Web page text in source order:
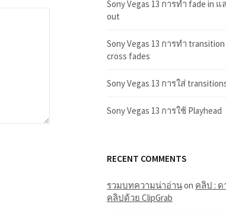
Sony Vegas 13 การทำ fade in แ
out
Sony Vegas 13 การทำ
cross fades
Sony Vegas 13 การใส่
Sony Vegas 13 การใช้ Playhead
RECENT COMMENTS
รวมบทความน่าอ่านon คลิป :
คลิปด้วย ClipGrab